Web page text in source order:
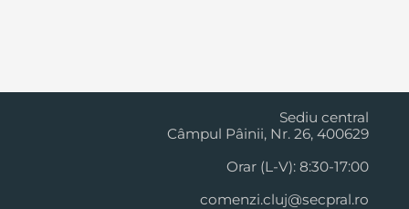
Sediu central
Câmpul Pâinii, Nr. 26, 400629
Orar (L-V): 8:30-17:00
comenzi.cluj@secpral.ro